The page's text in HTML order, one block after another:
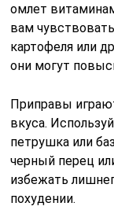
омлет
вам
картофеля или
они могут
Приправы
вкуса.
петрушка или
черный перец
избежать
похудении.